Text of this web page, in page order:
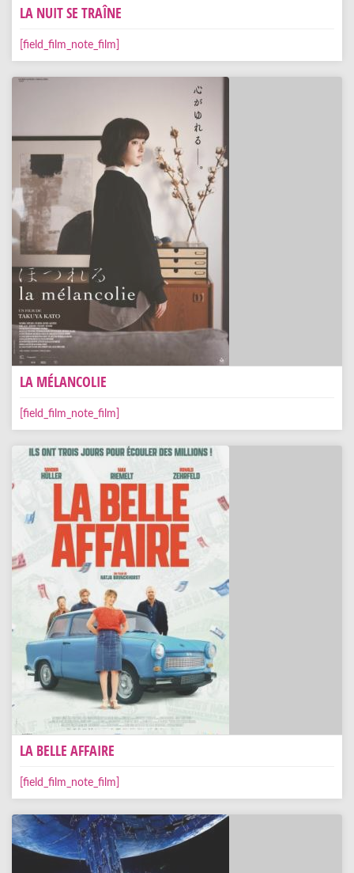
LA NUIT SE TRAÎNE
[field_film_note_film]
LA MÉLANCOLIE
[field_film_note_film]
LA BELLE AFFAIRE
[field_film_note_film]